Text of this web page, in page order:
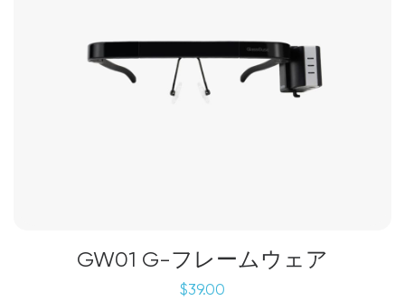
GW01 G-フレームウェア
$39.00